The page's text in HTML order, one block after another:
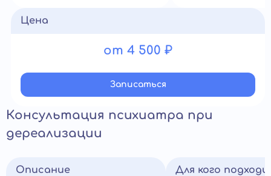
Цена
от 4 500 ₽
Записатьcя
Консультация психиатра при
дереализации
Описание Для кого